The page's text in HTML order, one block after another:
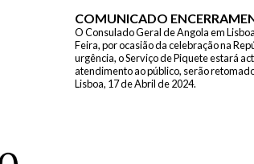
COMUNICADO
O Consulado Geral de Angola em
Feira, por ocasião da celebração na
urgência, o Serviço de Piquete estará
atendimento ao público, serão
Lisboa, 17 de Abril de 2024.